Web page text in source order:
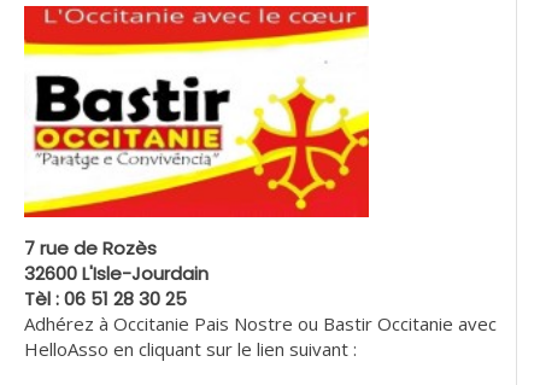
7 rue de Rozès
32600 L'Isle-Jourdain
Tèl : 06 51 28 30 25
Adhérez à Occitanie Pais Nostre ou Bastir Occitanie avec
HelloAsso en cliquant sur le lien suivant :